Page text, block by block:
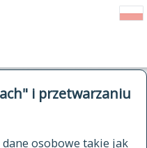
i przetwarzaniu
osobowe takie jak
SŁOWNIK